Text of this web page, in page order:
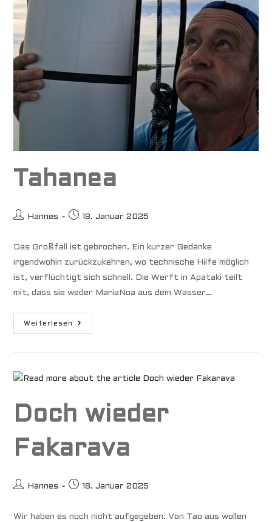
Tahanea
Beitrags-
Hannes
Beitrag
18. Januar 2025
Das Großfall ist gebrochen. Ein kurzer Gedanke
irgendwohin zurückzukehren, wo technische Hilfe möglich
ist, verflüchtigt sich schnell. Die Werft in Apataki teilt
mit, dass sie weder MariaNoa aus dem Wasser…
Weiterlesen Tahanea
Doch wieder
Fakarava
Beitrags-
Hannes
Beitrag
18. Januar 2025
Wir haben es noch nicht aufgegeben. Von Tao aus wollen